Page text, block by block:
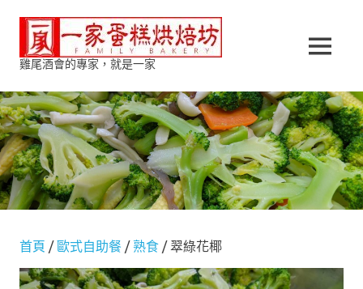
content
蛋
糕
烘
坊
雞尾酒會的專家，就是一家
MENU
首頁 /歐式自助餐 /熟食 / 翠綠花椰